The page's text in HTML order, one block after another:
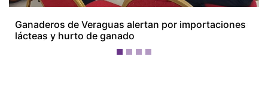
Ganaderos de Veraguas alertan por importaciones
lácteas y hurto de ganado